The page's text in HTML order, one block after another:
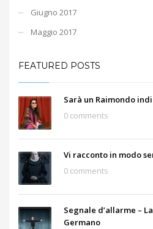
Giugno 2017
Maggio 2017
FEATURED POSTS
Sarà un Raimondo
0 comments
Vi racconto in modo
0 comments
Segnale d’allarme –
Germano